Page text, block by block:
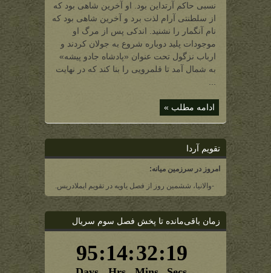
آرتداین)
نسبی حاکم آرتداین بود. او آخرین شاهی بود که
از سلطنتی آرام لذت برد و آخرین شاهی بود که
نام آنگمار را نشنید. اندکی پس از مرگ او
موجودات پلید دوباره شروع به جولان کردند و
ارباب نزگول تحت عنوان «پادشاه جادو پیشه»
به شمال آمد تا قلمرویی را بنا کند که در نهایت
ادامه مطلب »
تقویم آردا
امروز در سرزمین میانه:
-والانیا، ششمین روز از فصل یاویه در تقویم ایملادریس.
زمان باقی‌مانده تا پخش فصل سوم سریال